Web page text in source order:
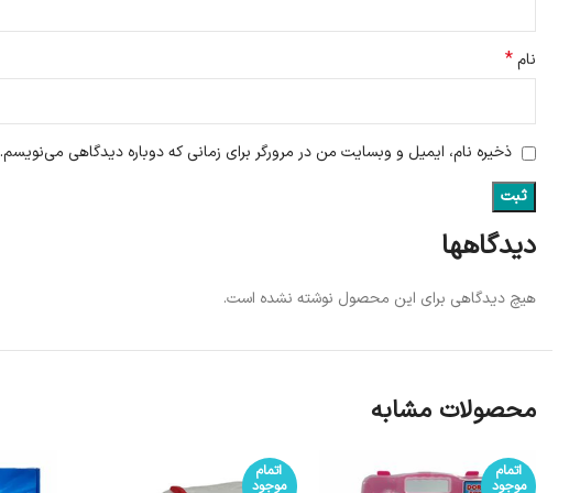
دیدگاهها
هیچ دیدگاهی برای این محصول نوشته نشده است.
نام*
ذخیره نام، ایمیل و وبسایت من در مرورگر برای زمانی که دوباره دیدگاهی می‌نویسم.
محصولات مشابه
اتمام
موجود
اتمام
موجود